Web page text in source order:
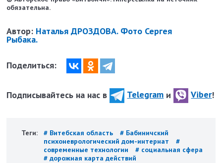
обязательна.
Автор: Наталья ДРОЗДОВА. Фото Сергея
Рыбака.
Поделиться:
Подписывайтесь на нас в Telegram и Viber!
Теги: # Витебская область
# Бабиничский
психоневрологический дом-интернат
#
современные технологии
# социальная сфера
# дорожная карта действий